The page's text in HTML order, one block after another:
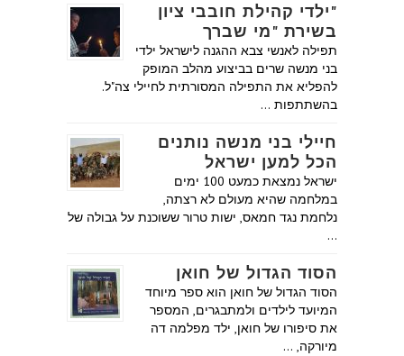
"ילדי קהילת חובבי ציון
בשירת "מי שברך
תפילה לאנשי צבא ההגנה לישראל ילדי
בני מנשה שרים בביצוע מהלב המופק
להפליא את התפילה המסורתית לחיילי צה"ל.
בהשתתפות …
חיילי בני מנשה נותנים
הכל למען ישראל
ישראל נמצאת כמעט 100 ימים
במלחמה שהיא מעולם לא רצתה,
נלחמת נגד חמאס, ישות טרור ששוכנת על גבולה של
…
הסוד הגדול של חואן
הסוד הגדול של חואן הוא ספר מיוחד
המיועד לילדים ולמתבגרים, המספר
את סיפורו של חואן, ילד מפלמה דה
מיורקה, …